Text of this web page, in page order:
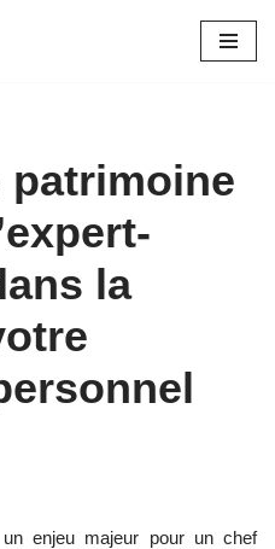
patrimoine
la
enjeu majeur pour un chef